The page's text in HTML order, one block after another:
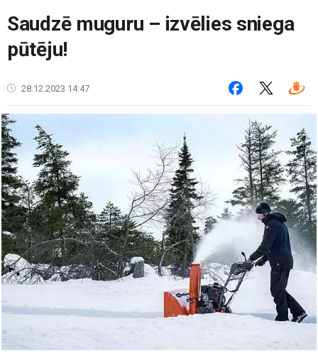
Saudzē muguru – izvēlies sniega
pūtēju!
28.12.2023 14:47